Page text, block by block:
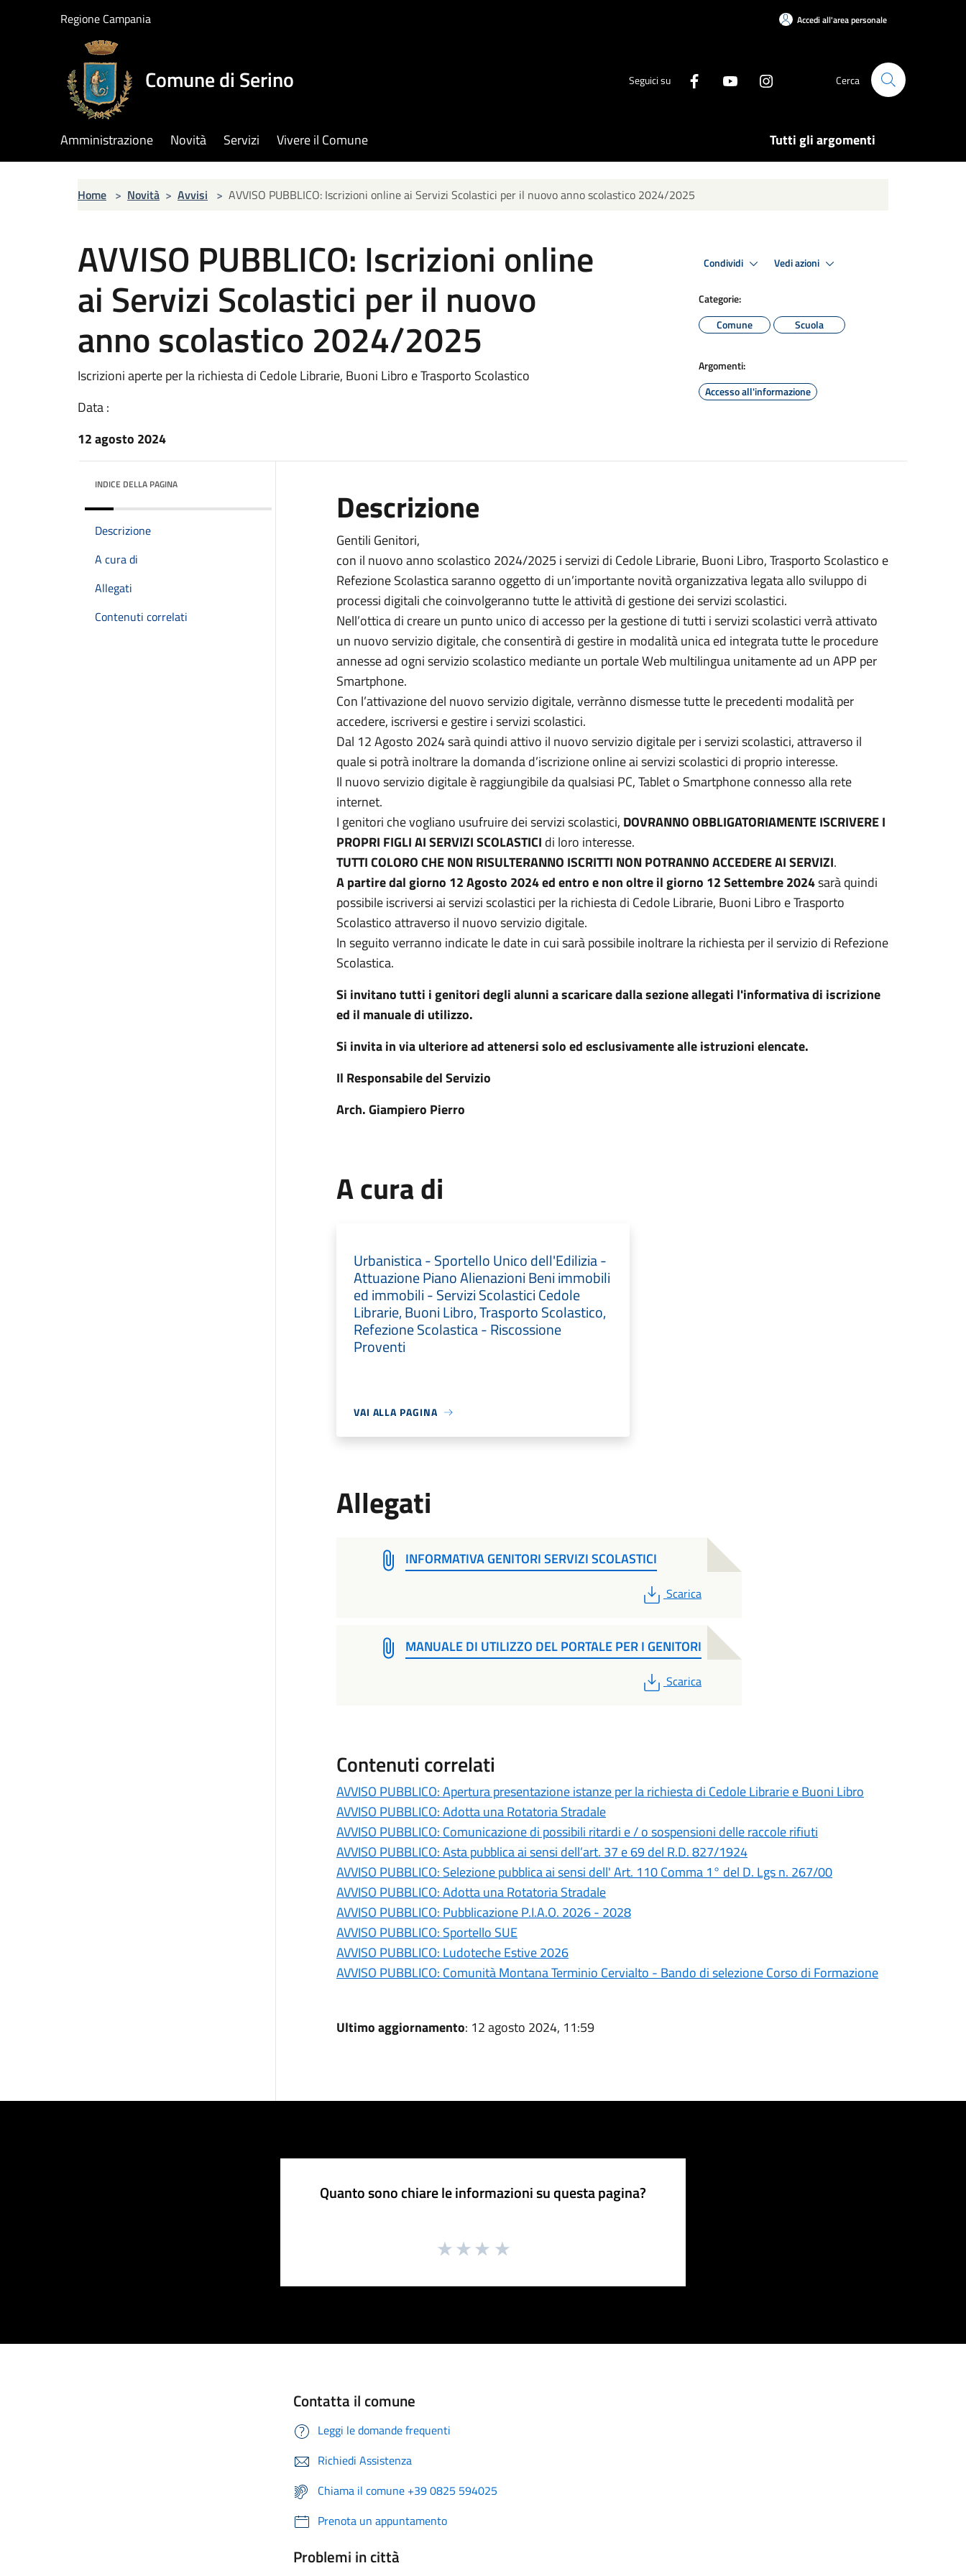
Regione Campania Accedi all'area personale
Comune di Serino Seguici su Cerca
Amministrazione Novità Servizi Vivere il Comune Tutti gli argomenti
Home > Novità > Avvisi > AVVISO PUBBLICO: Iscrizioni online ai Servizi Scolastici per il nuovo anno scolastico 2024/2025
AVVISO PUBBLICO: Iscrizioni online
ai Servizi Scolastici per il nuovo
anno scolastico 2024/2025
Iscrizioni aperte per la richiesta di Cedole Librarie, Buoni Libro e Trasporto Scolastico
Data :
12 agosto 2024
Condividi Vedi azioni
Categorie:
Comune
Scuola
Argomenti:
Accesso all'informazione
INDICE DELLA PAGINA
Descrizione
A cura di
Allegati
Contenuti correlati
Descrizione
Gentili Genitori,
con il nuovo anno scolastico 2024/2025 i servizi di Cedole Librarie, Buoni Libro, Trasporto Scolastico e
Refezione Scolastica saranno oggetto di un’importante novità organizzativa legata allo sviluppo di
processi digitali che coinvolgeranno tutte le attività di gestione dei servizi scolastici.
Nell’ottica di creare un punto unico di accesso per la gestione di tutti i servizi scolastici verrà attivato
un nuovo servizio digitale, che consentirà di gestire in modalità unica ed integrata tutte le procedure
annesse ad ogni servizio scolastico mediante un portale Web multilingua unitamente ad un APP per
Smartphone.
Con l’attivazione del nuovo servizio digitale, verrànno dismesse tutte le precedenti modalità per
accedere, iscriversi e gestire i servizi scolastici.
Dal 12 Agosto 2024 sarà quindi attivo il nuovo servizio digitale per i servizi scolastici, attraverso il
quale si potrà inoltrare la domanda d’iscrizione online ai servizi scolastici di proprio interesse.
Il nuovo servizio digitale è raggiungibile da qualsiasi PC, Tablet o Smartphone connesso alla rete
internet.
I genitori che vogliano usufruire dei servizi scolastici, DOVRANNO OBBLIGATORIAMENTE ISCRIVERE I
PROPRI FIGLI AI SERVIZI SCOLASTICI di loro interesse.
TUTTI COLORO CHE NON RISULTERANNO ISCRITTI NON POTRANNO ACCEDERE AI SERVIZI.
A partire dal giorno 12 Agosto 2024 ed entro e non oltre il giorno 12 Settembre 2024sarà quindi
possibile iscriversi ai servizi scolastici per la richiesta di Cedole Librarie, Buoni Libro e Trasporto
Scolastico attraverso il nuovo servizio digitale.
In seguito verranno indicate le date in cui sarà possibile inoltrare la richiesta per il servizio di Refezione
Scolastica.
Si invitano tutti i genitori degli alunni a scaricare dalla sezione allegati l'informativa di iscrizione
ed il manuale di utilizzo.
Si invita in via ulteriore ad attenersi solo ed esclusivamente alle istruzioni elencate.
Il Responsabile del Servizio
Arch. Giampiero Pierro
A cura di
Urbanistica - Sportello Unico dell'Edilizia -
Attuazione Piano Alienazioni Beni immobili
ed immobili - Servizi Scolastici Cedole
Librarie, Buoni Libro, Trasporto Scolastico,
Refezione Scolastica - Riscossione
Proventi
VAI ALLA PAGINA
Allegati
INFORMATIVA GENITORI SERVIZI SCOLASTICI
PDF
Scarica
MANUALE DI UTILIZZO DEL PORTALE PER I GENITORI
PDF
Scarica
Contenuti correlati
AVVISO PUBBLICO: Apertura presentazione istanze per la richiesta di Cedole Librarie e Buoni Libro
AVVISO PUBBLICO: Adotta una Rotatoria Stradale
AVVISO PUBBLICO: Comunicazione di possibili ritardi e / o sospensioni delle raccole rifiuti
AVVISO PUBBLICO: Asta pubblica ai sensi dell’art. 37 e 69 del R.D. 827/1924
AVVISO PUBBLICO: Selezione pubblica ai sensi dell' Art. 110 Comma 1° del D. Lgs n. 267/00
AVVISO PUBBLICO: Adotta una Rotatoria Stradale
AVVISO PUBBLICO: Pubblicazione P.I.A.O. 2026 - 2028
AVVISO PUBBLICO: Sportello SUE
AVVISO PUBBLICO: Ludoteche Estive 2026
AVVISO PUBBLICO: Comunità Montana Terminio Cervialto - Bando di selezione Corso di Formazione
Ultimo aggiornamento: 12 agosto 2024, 11:59
Quanto sono chiare le informazioni su questa pagina?
Contatta il comune
Leggi le domande frequenti
Richiedi Assistenza
Chiama il comune +39 0825 594025
Prenota un appuntamento
Problemi in città